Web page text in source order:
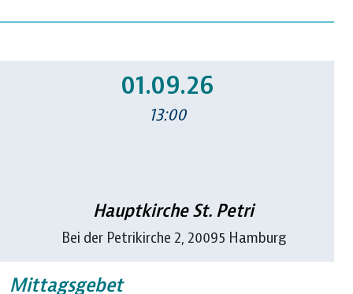
01.09.26
13:00
Hauptkirche St. Petri
Bei der Petrikirche 2, 20095 Hamburg
Mittagsgebet